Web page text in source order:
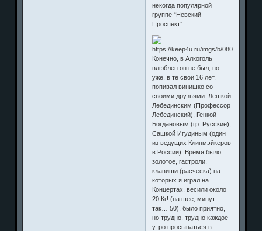
некогда популярной
группе “Невский
Проспект”.
Конечно, в Алкоголь
влюблен он не был, но
уже, в те свои 16 лет,
попивал винишко со
своими друзьями: Лешкой
Лебединским (Профессор
Лебединский), Генкой
Богдановым (гр. Русские),
Сашкой Игудиным (один
из ведущих Клипмэйкеров
в России). Время было
золотое, гастроли,
клавиши (расческа) на
которых я играл на
Концертах, весили около
20 Кг! (на шее, минут
так… 50), было приятно,
но трудно, трудно каждое
утро просыпаться в